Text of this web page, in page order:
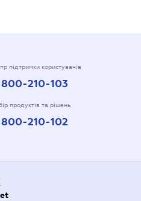
підтримки користувачів
210-103
продуктів та рішень
210-102